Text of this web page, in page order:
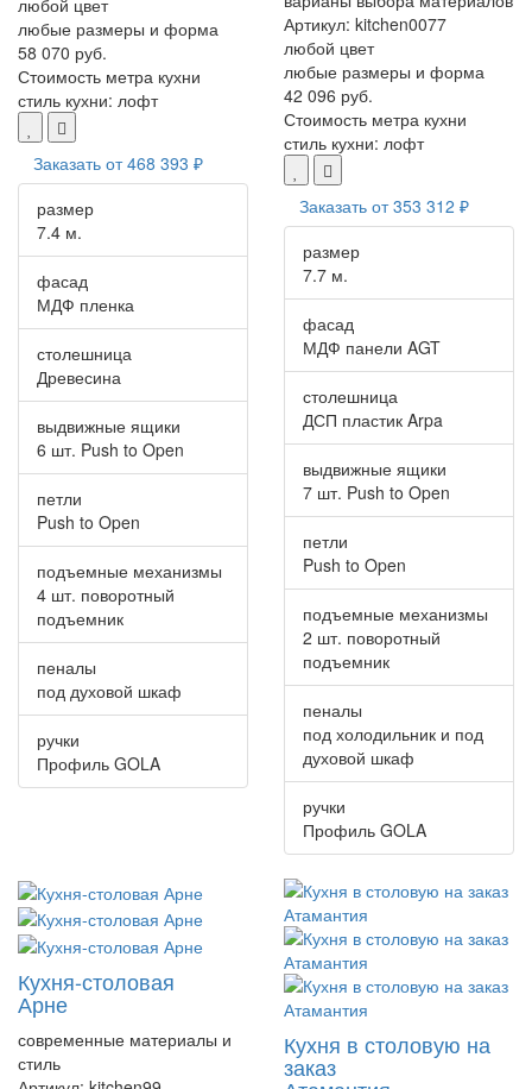
любой цвет
любые размеры и форма
58 070 руб.
Стоимость метра кухни
стиль кухни: лофт
Заказать от468 393 ₽
размер
7.4 м.
фасад
МДФ пленка
столешница
Древесина
выдвижные ящики
6 шт. Push to Open
петли
Push to Open
подъемные механизмы
4 шт. поворотный
подъемник
пеналы
под духовой шкаф
ручки
Профиль GOLA
Артикул: kitchen0077
любой цвет
любые размеры и форма
42 096 руб.
Стоимость метра кухни
стиль кухни: лофт
Заказать от353 312 ₽
размер
7.7 м.
фасад
МДФ панели AGT
столешница
ДСП пластик Arpa
выдвижные ящики
7 шт. Push to Open
петли
Push to Open
подъемные механизмы
2 шт. поворотный
подъемник
пеналы
под холодильник и под
духовой шкаф
ручки
Профиль GOLA
Кухня-столовая
Арне
современные материалы и
стиль
Кухня в столовую на
заказ